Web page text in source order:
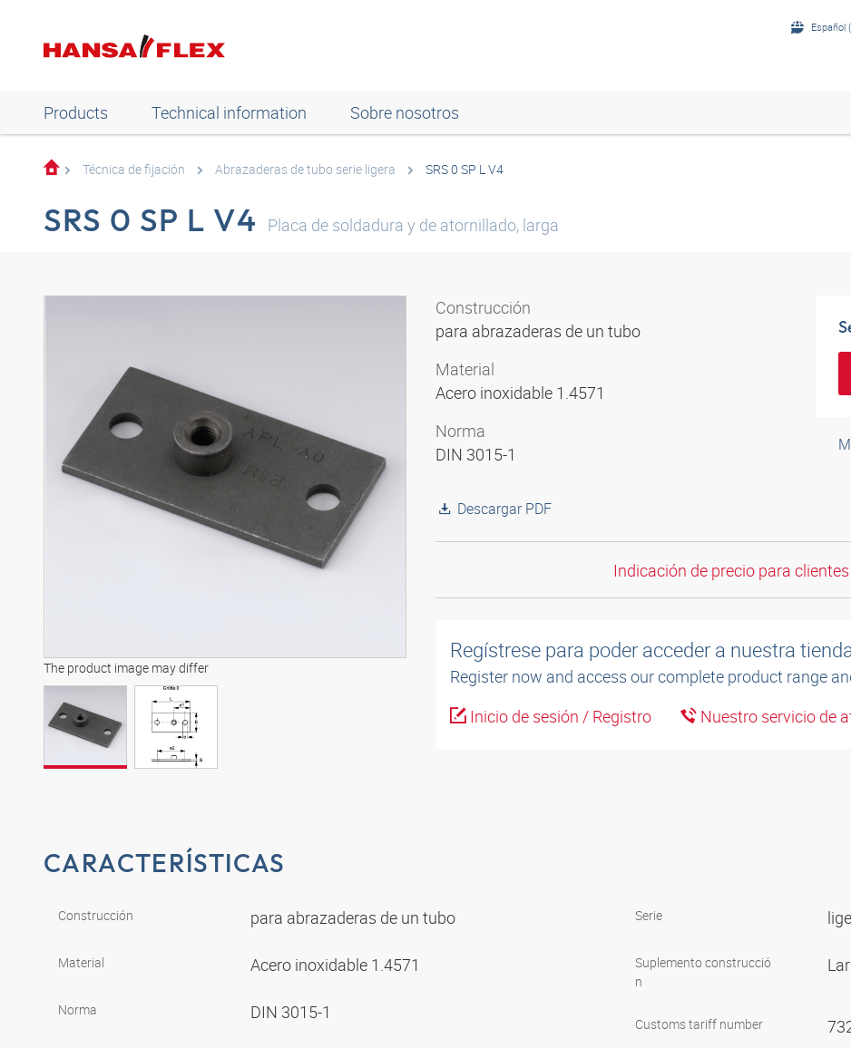
Español
Products Technical information Sobre nosotros
Técnica de fijación Abrazaderas de tubo serie ligera SRS 0 SP L V4
SRS 0 SP L V4 Placa de soldadura y de atornillado, larga
The product image may differ
Construcción
para abrazaderas de un tubo
Material
Acero inoxidable 1.4571
Norma
DIN 3015-1
Descargar PDF
Indicación de precio para
Regístrese para poder acceder a nuestra
Register now and access our complete product range
Inicio de sesión / Registro
Nuestro servicio de
CARACTERÍSTICAS
Construcción para abrazaderas de un tubo
Material Acero inoxidable 1.4571
Norma DIN 3015-1
Serie
Suplemento construcció
n
Customs tariff number